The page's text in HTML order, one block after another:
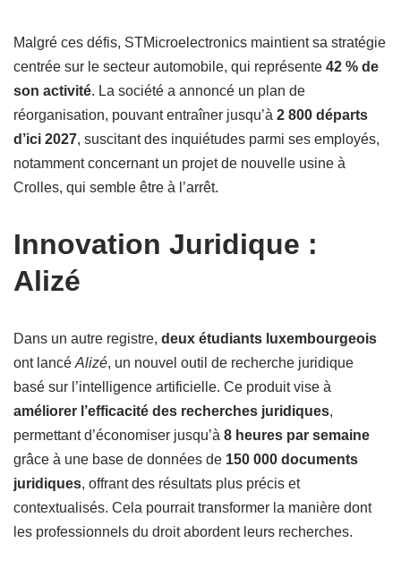
Malgré ces défis, STMicroelectronics maintient sa stratégie
centrée sur le secteur automobile, qui représente 42 % de
son activité. La société a annoncé un plan de
réorganisation, pouvant entraîner jusqu’à 2 800 départs
d’ici 2027, suscitant des inquiétudes parmi ses employés,
notamment concernant un projet de nouvelle usine à
Crolles, qui semble être à l’arrêt.
Innovation Juridique :
Alizé
Dans un autre registre, deux étudiants luxembourgeois
ont lancé Alizé, un nouvel outil de recherche juridique
basé sur l’intelligence artificielle. Ce produit vise à
améliorer l’efficacité des recherches juridiques,
permettant d’économiser jusqu’à 8 heures par semaine
grâce à une base de données de 150 000 documents
juridiques, offrant des résultats plus précis et
contextualisés. Cela pourrait transformer la manière dont
les professionnels du droit abordent leurs recherches.